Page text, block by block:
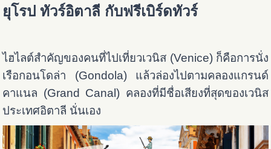
ยุโรป ทัวร์อิตาลี กับฟรีเบิร์ดทัวร์
ไฮไลต์สำคัญของคนที่ไปเที่ยวเวนิส (Venice) ก็คือการนั่ง
เรือกอนโดล่า (Gondola) แล้วล่องไปตามคลองแกรนด์
คาแนล (Grand Canal) คลองที่มีชื่อเสียงที่สุดของเวนิส
ประเทศอิตาลี นั่นเอง